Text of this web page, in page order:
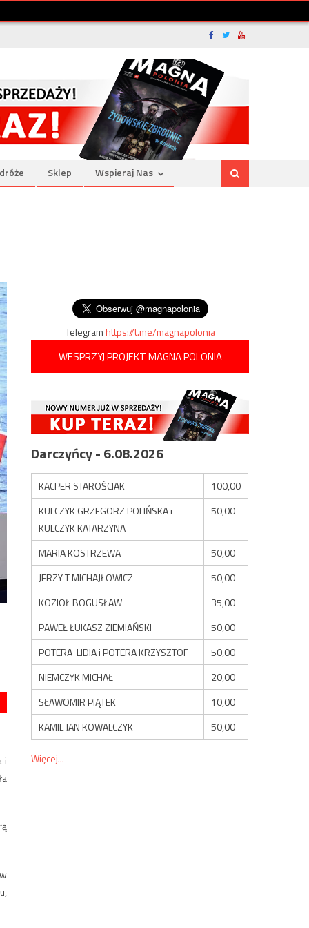
Sklep Wspieraj Nas
i
Telegramhttps://t.me/magnapolonia
WESPRZYJ PROJEKT MAGNA POLONIA
Darczyńcy - 6.08.2026
KACPER STAROŚCIAK
100,00
KULCZYK GRZEGORZ POLIŃSKA i
KULCZYK KATARZYNA
50,00
MARIA KOSTRZEWA
50,00
JERZY T MICHAJŁOWICZ
50,00
KOZIOŁ BOGUSŁAW
35,00
PAWEŁ ŁUKASZ ZIEMIAŃSKI
50,00
POTERA LIDIA i POTERA KRZYSZTOF
50,00
NIEMCZYK MICHAŁ
20,00
SŁAWOMIR PIĄTEK
10,00
KAMIL JAN KOWALCZYK
50,00
Więcej...